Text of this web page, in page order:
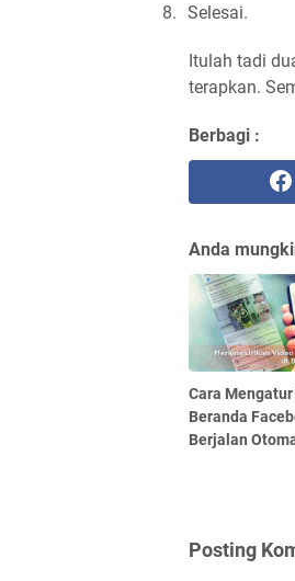
8. Selesai.
Itulah tadi
terapkan.
Berbagi :
Anda
Cara
Beranda
Berjalan
Posting